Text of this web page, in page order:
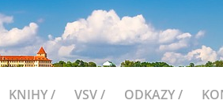
KNIHY / VSV / ODKAZY /